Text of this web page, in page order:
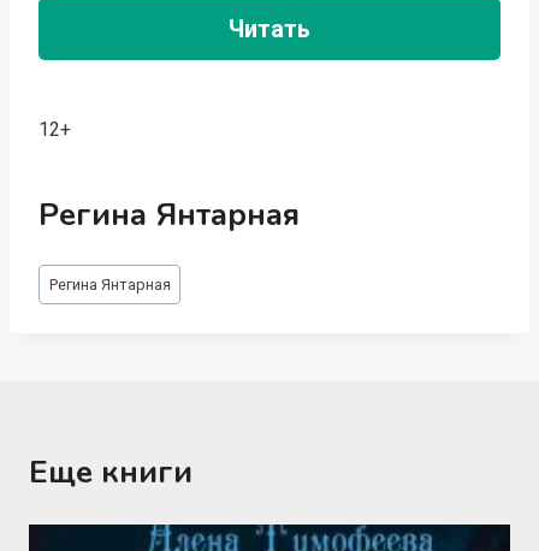
Читать
12+
Регина Янтарная
Метки
записи:
Регина Янтарная
Еще книги